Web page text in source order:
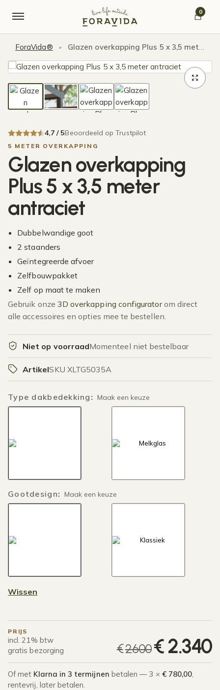
0
ForaVida® » Glazen overkapping Plus 5 x 3,5 meter antraciet
4,7 / 5Beoordeeld op Trustpilot
5 METER OVERKAPPING
Glazen overkapping
Plus 5 x 3,5 meter
antraciet
Dubbelwandige goot
2 staanders
Geïntegreerde afvoer
Zelfbouwpakket
Zelf op maat te maken
Gebruik onze 3D overkapping configuratorom direct
alle accessoires en opties mee te bestellen.
Niet op voorraadMomenteel niet bestelbaar
ArtikelSKU XLTG5035A
Type dakbedekking : Maak een keuze
Gootdesign: Maak een keuze
Wissen
PRIJS
incl. 21% btw
gratis bezorging
€2.600€2.340
Of met Klarna in 3 termijnen betalen — 3 × € 780,00,
rentevrij, later betalen.